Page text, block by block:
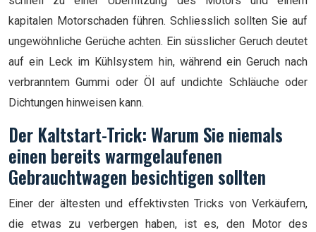
kapitalen Motorschaden führen. Schliesslich sollten Sie auf
ungewöhnliche Gerüche achten. Ein süsslicher Geruch deutet
auf ein Leck im Kühlsystem hin, während ein Geruch nach
verbranntem Gummi oder Öl auf undichte Schläuche oder
Dichtungen hinweisen kann.
Der Kaltstart-Trick: Warum Sie niemals
einen bereits warmgelaufenen
Gebrauchtwagen besichtigen sollten
Einer der ältesten und effektivsten Tricks von Verkäufern,
die etwas zu verbergen haben, ist es, den Motor des